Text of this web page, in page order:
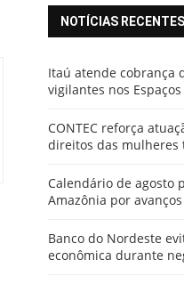
NOTÍCIAS RECENTES
Itaú atende cobrança
vigilantes nos
CONTEC reforça
direitos das mulheres
Calendário de agosto
Amazônia por
Banco do Nordeste
econômica durante